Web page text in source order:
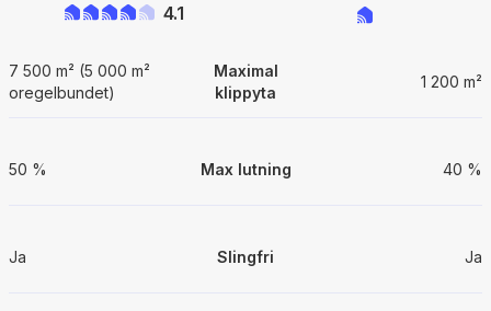
4.1
7 500 m² (5 000 m²
oregelbundet)
Maximal
klippyta
1 200 m²
50 % Max lutning 40 %
Ja Slingfri Ja